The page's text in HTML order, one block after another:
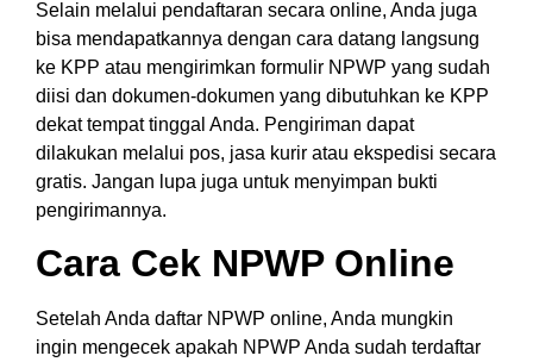
Selain melalui pendaftaran secara online, Anda juga
bisa mendapatkannya dengan cara datang langsung
ke KPP atau mengirimkan formulir NPWP yang sudah
diisi dan dokumen-dokumen yang dibutuhkan ke KPP
dekat tempat tinggal Anda. Pengiriman dapat
dilakukan melalui pos, jasa kurir atau ekspedisi secara
gratis. Jangan lupa juga untuk menyimpan bukti
pengirimannya.
Cara Cek NPWP Online
Setelah Anda daftar NPWP online, Anda mungkin
ingin mengecek apakah NPWP Anda sudah terdaftar